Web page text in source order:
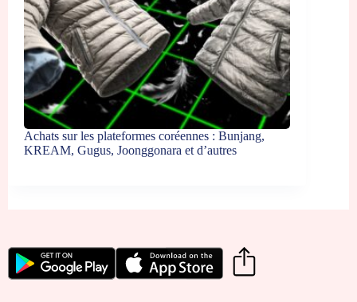
Achats sur les plateformes coréennes : Bunjang,
KREAM, Gugus, Joonggonara et d’autres